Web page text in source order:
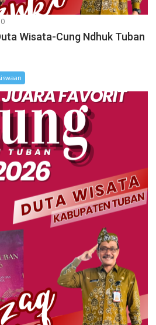
0
Wisata-Cung Ndhuk Tuban